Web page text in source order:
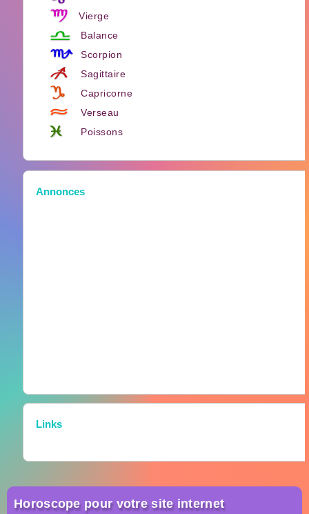
Vierge
Balance
Scorpion
Sagittaire
Capricorne
Verseau
Poissons
Annonces
Links
Horoscope pour votre site internet